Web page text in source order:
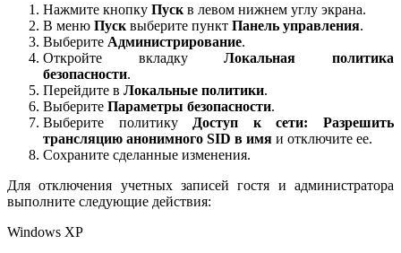
Нажмите кнопку Пуск в левом нижнем углу экрана.
В меню Пуск выберите пункт Панель управления.
Выберите Администрирование.
Откройте вкладкуЛокальная политика
безопасности.
Перейдите в Локальные политики.
Выберите Параметры безопасности.
Выберите политику
Доступ к сети: Разрешить
трансляцию анонимного SID в имя и отключите ее.
Сохраните сделанные изменения.
Для отключения учетных записей гостя и администратора
выполните следующие действия:
Windows XP